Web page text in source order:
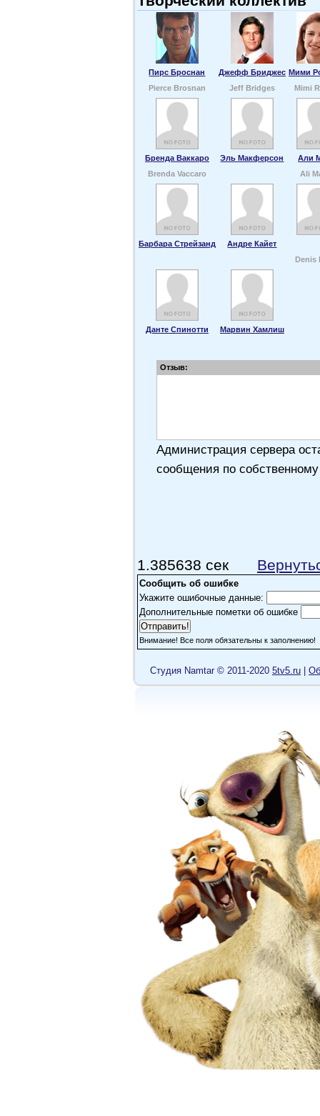
Пирс Броснан Джефф Бриджес Мими
Pierce Brosnan
Jeff Bridges Mimi
Бренда Ваккаро Эль Макферсон
Али
Brenda Vaccaro
Ali
Барбара Стрейзанд
Андре Кайет
Denis
Данте Спинотти Марвин Хамлиш
Отзыв:
Администрация сервера
сообщения по
1.385638 сек
Сообщить об ошибке
Укажите ошибочные данные:
Дополнительные пометки об ошибке
Внимание! Все поля обязательны к заполнению!
Cтудия Namtar © 2011-2020 5tv5.ru